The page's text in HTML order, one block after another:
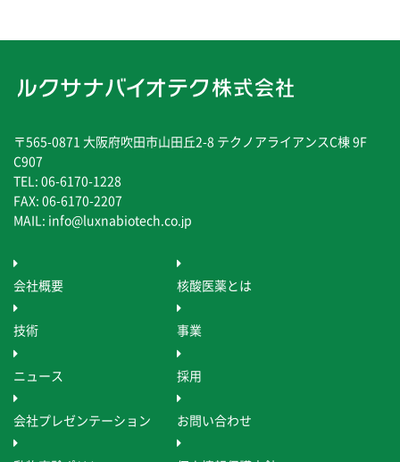
〒565-0871 大阪府吹田市山田丘2-8 テクノアライアンスC棟 9F
C907
TEL: 06-6170-1228
FAX: 06-6170-2207
MAIL: info@luxnabiotech.co.jp
会社概要 核酸医薬とは
技術 事業
ニュース 採用
会社プレゼンテーション お問い合わせ